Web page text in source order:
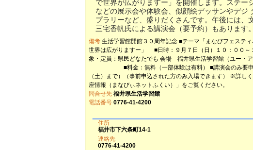
で世界が広がりますー」を開催します。ステー
などの展示会や体験会、似顔絵デッサンやデジ
プラリーなど、盛りだくさんです。午後には、
三宅香帆氏による講演会（要予約）もあります。
備考 生活学習館開館３０周年記念 ■テーマ「まなびフェステ
世界は広がりますー」 ■日時：９月７日（日）１０：００～
象・定員：県民どなたでも 会場 福井県生活学習館（ユー・
■料金：無料（一部体験は有料） ■講演会のみ要申
（土）まで）（事前申込された方のみ入場できます） ※詳し
座情報（まなびぃネットふくい）」をご覧ください。
問合せ先 福井県生活学習館
電話番号 0776-41-4200
住所
福井市下六条町14-1
連絡先
0776-41-4200